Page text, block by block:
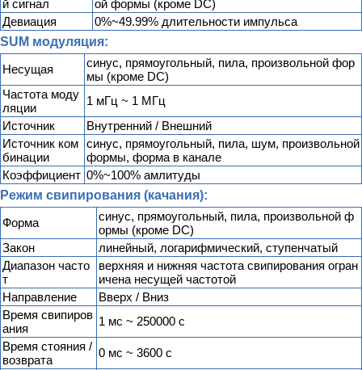
й сигнал
ой формы (кроме DC)
Девиация
0%~49.99% длительности импульса
SUM модуляция:
Несущая
синус, прямоугольный, пила, произвольной фор
мы (кроме DC)
Частота моду
ляции
1 мГц ~ 1 МГц
Источник
Внутренний / Внешний
Источник ком
бинации
синус, прямоугольный, пила, шум, произвольной
формы, форма в канале
Коэффициент 0%~100% амлитуды
Режим свипирования (качания):
Форма
синус, прямоугольный, пила, произвольной ф
ормы (кроме DC)
Закон
линейный, логарифмический, ступенчатый
Диапазон часто
т
верхняя и нижняя частота свипирования огран
ичена несущей частотой
Направление
Вверх / Вниз
Время свипиров
ания
1 мс ~ 250000 с
Время стояния /
возврата
0 мс ~ 3600 с